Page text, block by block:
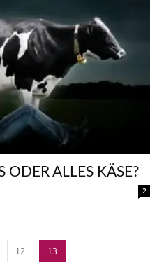
ODER ALLES KÄSE?
2
12 13